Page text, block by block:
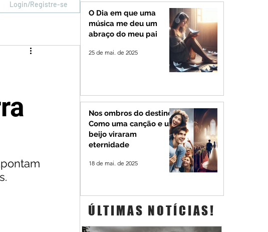
Login/Registre-se
O Dia em que uma
música me deu um
abraço do meu pai
25 de mai. de 2025
Nos ombros do destino:
Como uma canção e um
beijo viraram
eternidade
18 de mai. de 2025
ÚLTIMAS NOTÍCIAS!